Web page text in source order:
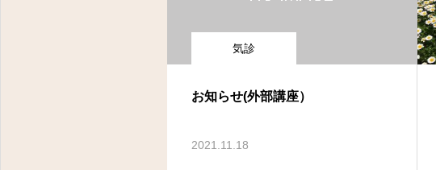
気診
お知らせ(外部講座）
2021.11.18